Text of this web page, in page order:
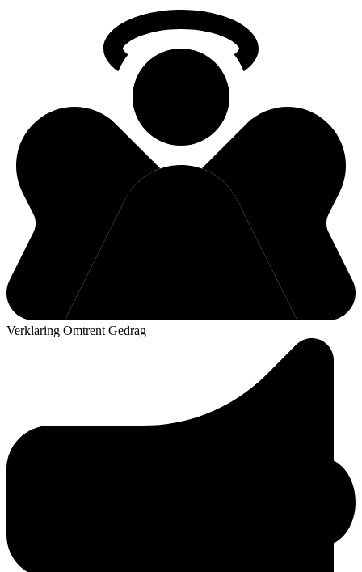
Verklaring Omtrent Gedrag